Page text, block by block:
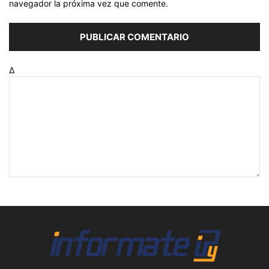
navegador la próxima vez que comente.
Δ